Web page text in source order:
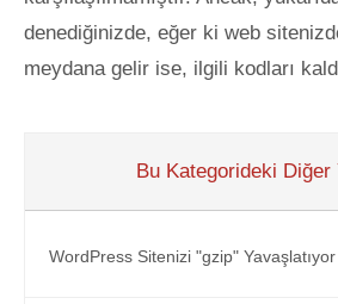
denediğinizde, eğer ki web
meydana gelir ise, ilgili kodları
Bu Kategorideki Diğer
WordPress Sitenizi "gzip"